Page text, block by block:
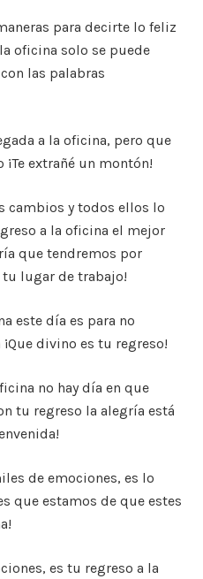
para decirte lo feliz
oficina solo se puede
las palabras
a la oficina, pero que
extrañé un montón!
cambios y todos ellos lo
a la oficina el mejor
que tendremos por
tu lugar de trabajo!
este día es para no
divino es tu regreso!
no hay día en que
tu regreso la alegría está
de emociones, es lo
que estamos de que estes
es tu regreso a la